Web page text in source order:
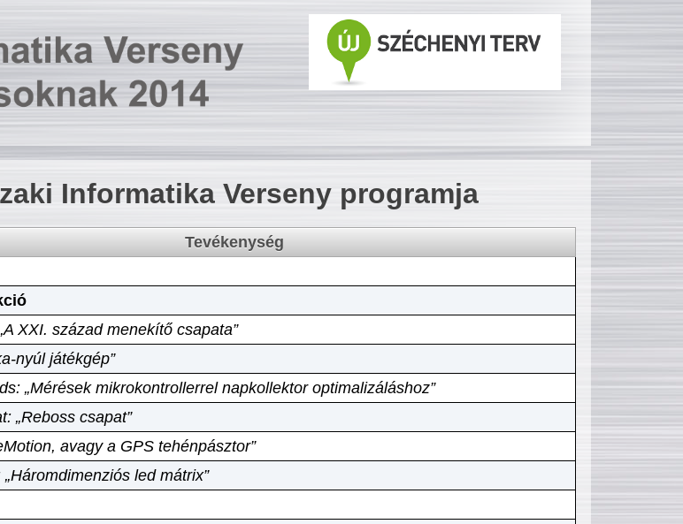
Informatika Verseny programja
Tevékenység
XXI. század menekítő csapata”
nyúl játékgép”
„Mérések mikrokontrollerrel napkollektor optimalizáláshoz”
„Reboss csapat”
avagy a GPS tehénpásztor”
led mátrix”